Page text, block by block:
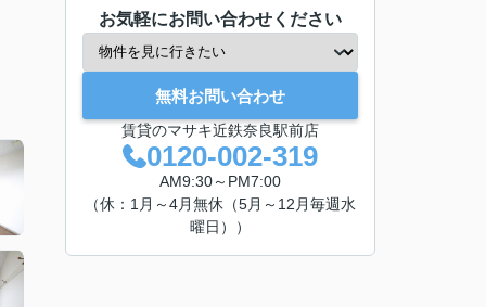
お気軽にお問い合わせください
無料お問い合わせ
賃貸のマサキ近鉄奈良駅前店
0120-002-319
AM9:30～PM7:00
（休：1月～4月無休（5月～12月毎週水
曜日））